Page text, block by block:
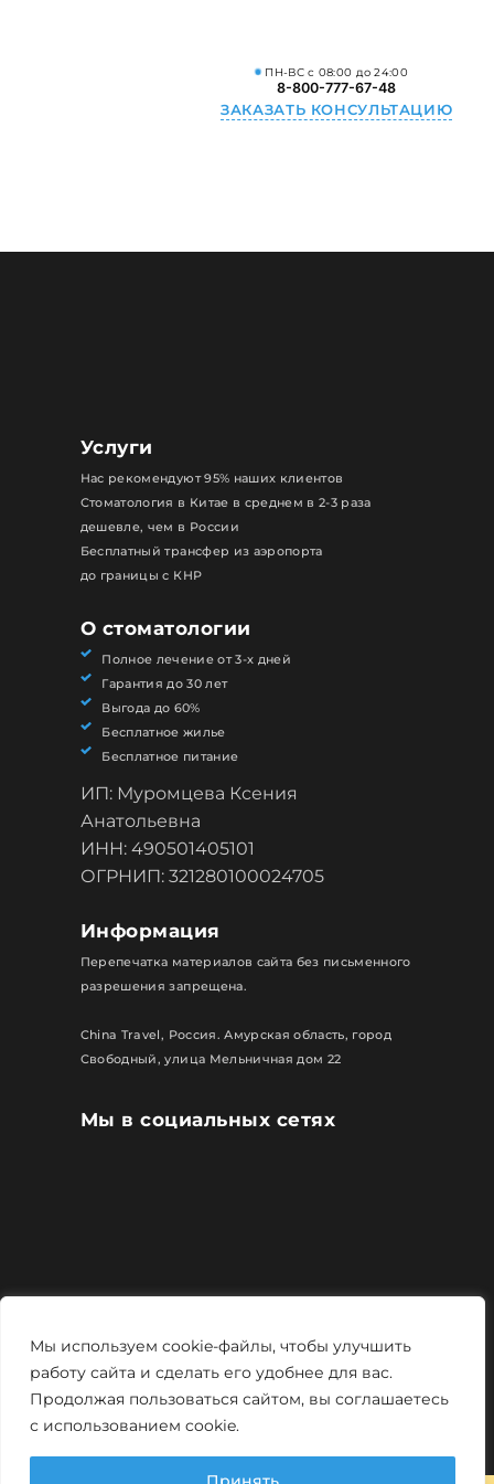
Мы используем cookie-файлы, чтобы улучшить
работу сайта и сделать его удобнее для вас.
Продолжая пользоваться сайтом, вы соглашаетесь
с использованием cookie.
ПН-ВС с 08:00 до 24:00
8-800-777-67-48
ЗАКАЗАТЬ КОНСУЛЬТАЦИЮ
Мы в социальных сетях
Услуги
Нас рекомендуют 95% наших клиентов
Стоматология в Китае в среднем в 2-3 раза
дешевле, чем в России
Бесплатный трансфер из аэропорта
до границы с КНР
О стоматологии
Полное лечение от 3-х дней
Гарантия до 30 лет
Выгода до 60%
Бесплатное жилье
Бесплатное питание
ИП: Муромцева Ксения
Анатольевна
ИНН: 490501405101
ОГРНИП: 321280100024705
Информация
Перепечатка материалов сайта без письменного
разрешения запрещена.
China Travel, Россия. Амурская область, город
Свободный, улица Мельничная дом 22
Политика конфиденциальности
Мощно и креативно отMonstro-studio